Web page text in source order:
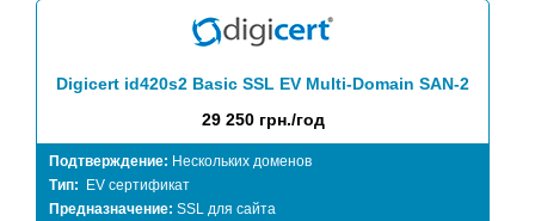
Digicert id420s2 Basic SSL EV Multi-Domain SAN-2
29 250 грн./год
Подтверждение: Нескольких доменов
Тип:
EV сертификат
Предназначение: SSL для сайта